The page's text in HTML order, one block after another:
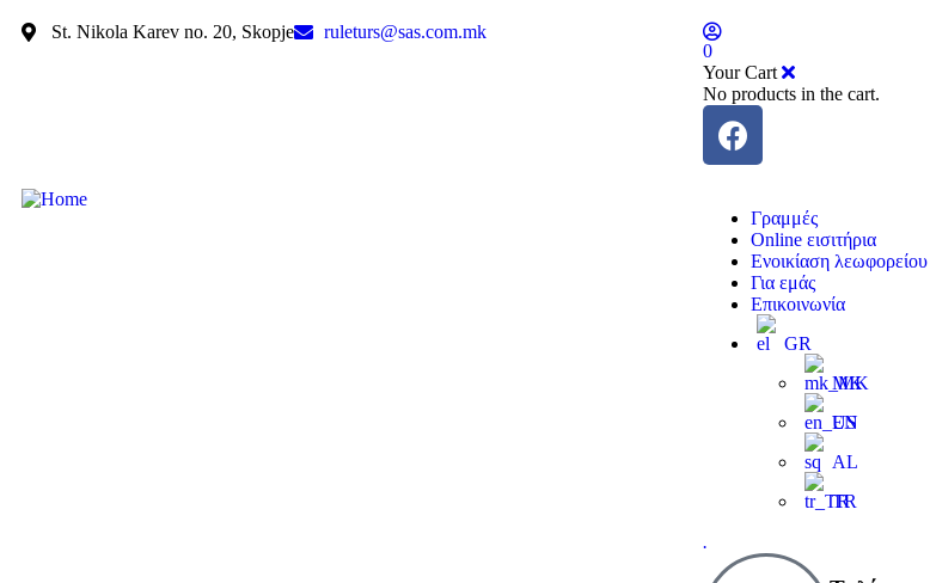
St. Nikola Karev no. 20, Skopje
ruleturs@sas.com.mk
0
Your Cart
No products in the cart.
Γραμμές
Online εισιτήρια
Ενοικίαση λεωφορείου
Για εμάς
Επικοινωνία
GR
MK
EN
AL
TR
.